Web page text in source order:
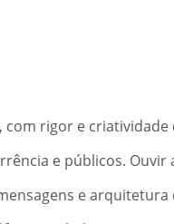
rigor e criatividade
e públicos. Ouvir
e arquitetura